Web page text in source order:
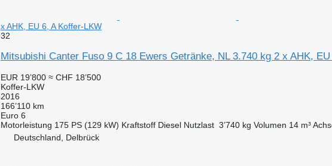
x AHK, EU 6, A Koffer-LKW
32
Mitsubishi Canter Fuso 9 C 18 Ewers Getränke, NL 3.740 kg 2 x AHK, EU
EUR 19’800 ≈ CHF 18’500
Koffer-LKW
2016
166’110 km
Euro 6
Motorleistung 175 PS (129 kW) Kraftstoff Diesel Nutzlast 3’740 kg Volumen 14 m³
Deutschland, Delbrück